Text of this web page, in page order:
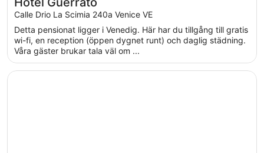
Calle Drio La Scimia 240a Venice VE
Detta pensionat ligger i Venedig. Här har du tillgång till gratis
wi-fi, en reception (öppen dygnet runt) och daglig städning.
Våra gäster brukar tala väl om ...
Öppnas i ett nytt fönster
Hotel Cavalletto e Doge Orseolo